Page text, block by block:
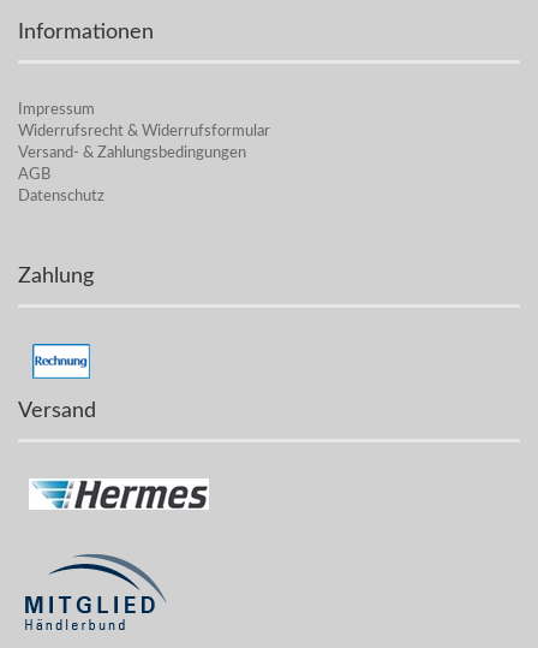
Informationen
Impressum
Widerrufsrecht & Widerrufsformular
Versand- & Zahlungsbedingungen
AGB
Datenschutz
Zahlung
Versand